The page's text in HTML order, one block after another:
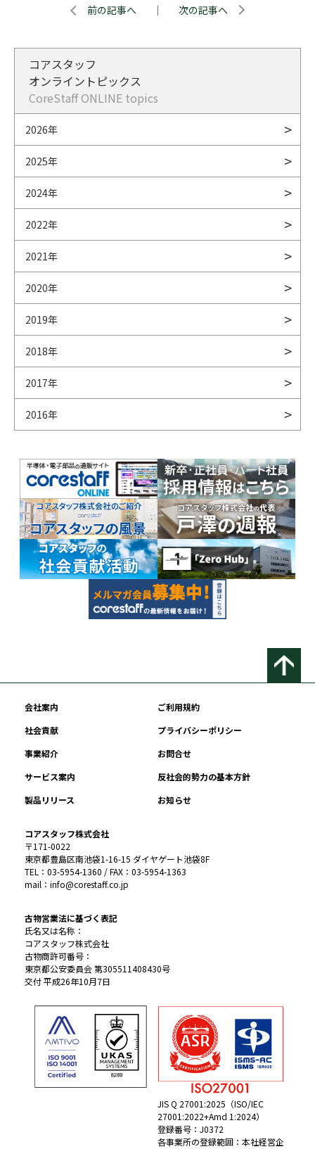
前の記事へ ｜ 次の記事へ
コアスタッフ
オンライントピックス
CoreStaff ONLINE topics
2026年
2025年
2024年
2022年
2021年
2020年
2019年
2018年
2017年
2016年
会社案内
ご利用規約
社会貢献
プライバシーポリシー
事業紹介
お問合せ
サービス案内
反社会的勢力の基本方針
製品リリース
お知らせ
コアスタッフ株式会社
〒171-0022
東京都豊島区南池袋1-16-15 ダイヤゲート池袋8F
TEL：03-5954-1360 / FAX：03-5954-1363
mail：info@corestaff.co.jp
古物営業法に基づく表記
氏名又は名称：
コアスタッフ株式会社
古物商許可番号：
東京都公安委員会 第305511408430号
交付 平成26年10月7日
JIS Q 27001:2025（ISO/IEC
27001:2022+Amd 1:2024）
登録番号：J0372
各事業所の登録範囲：本社経営企